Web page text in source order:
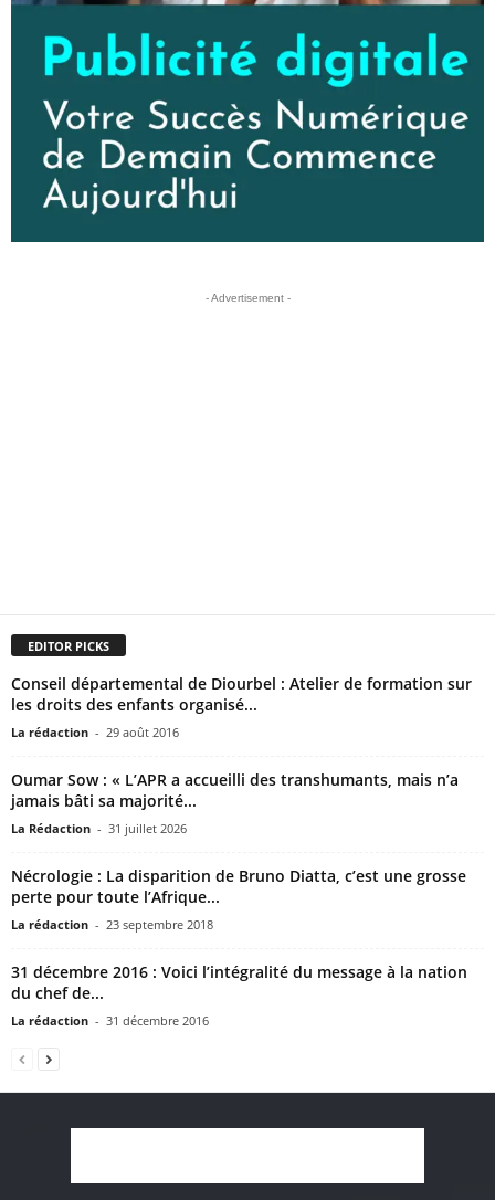
- Advertisement -
EDITOR PICKS
Conseil départemental de Diourbel : Atelier de formation sur
les droits des enfants organisé...
La rédaction - 29 août 2016
Oumar Sow : « L’APR a accueilli des transhumants, mais n’a
jamais bâti sa majorité...
La Rédaction - 31 juillet 2026
Nécrologie : La disparition de Bruno Diatta, c’est une grosse
perte pour toute l’Afrique...
La rédaction - 23 septembre 2018
31 décembre 2016 : Voici l’intégralité du message à la nation
du chef de...
La rédaction - 31 décembre 2016